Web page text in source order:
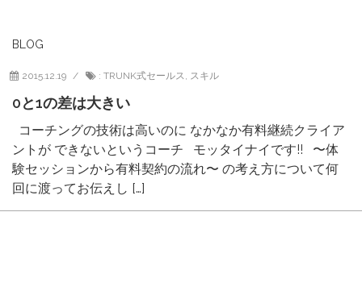
BLOG
2015.12.19 : TRUNK式セールス スキル
0と1の差は大きい
コーチングの技術は高いのに なかなか有料継続クライア
ントが できないというコーチ モッタイナイです!! 〜体
験セッションから有料契約の流れ〜 の考え方について何
回に渡ってお伝えし […]